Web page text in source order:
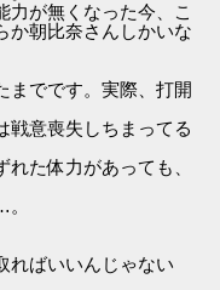
力が無くなった今、こ
か朝比奈さんしかいな
までです。実際、打開
意喪失しちまってる
た体力があっても、
ればいいんじゃない